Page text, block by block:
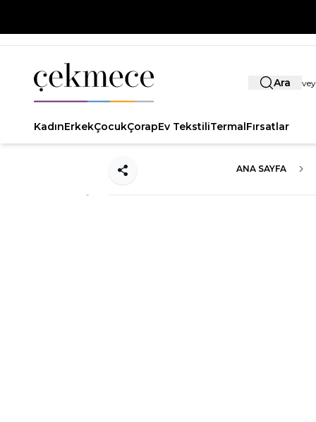
Ara
KadınErkekÇocukÇorapEv TekstiliTermalFırsatlar
ANA SAYFA
Paylaş